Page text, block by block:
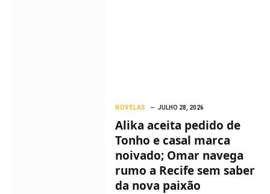
NOVELAS JULHO 28, 2026
Alika aceita pedido de
Tonho e casal marca
noivado; Omar navega
rumo a Recife sem saber
da nova paixão